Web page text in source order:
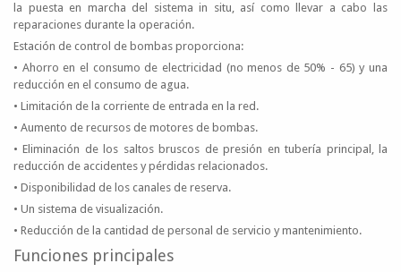
la puesta en marcha del sistema in situ, así como llevar a cabo las
reparaciones durante la operación.
Estación de control de bombas proporciona:
• Ahorro en el consumo de electricidad (no menos de 50% - 65) y una
reducción en el consumo de agua.
• Limitación de la corriente de entrada en la red.
• Aumento de recursos de motores de bombas.
• Eliminación de los saltos bruscos de presión en tubería principal, la
reducción de accidentes y pérdidas relacionados.
• Disponibilidad de los canales de reserva.
• Un sistema de visualización.
• Reducción de la cantidad de personal de servicio y mantenimiento.
Funciones principales